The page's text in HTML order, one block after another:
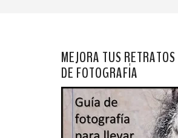
MEJORA TUS
DE FOTOGRAFÍA